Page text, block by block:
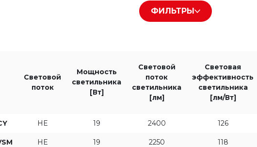
ФИЛЬТРЫ
Световой
поток
Мощность
светильника
[Вт]
Световой
поток
светильника
[лм]
Световая
эффективность
светильника
[лм/Вт]
HE 19 2400 126
HE 19 2250 118